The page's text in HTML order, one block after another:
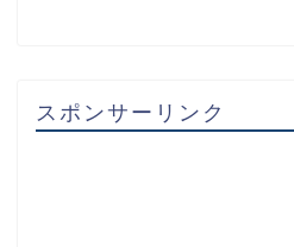
スポンサーリンク